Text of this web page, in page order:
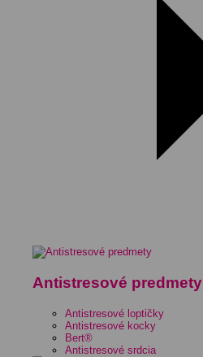
Antistresové predmety
Antistresové loptičky
Antistresové kocky
Bert®
Antistresové srdcia